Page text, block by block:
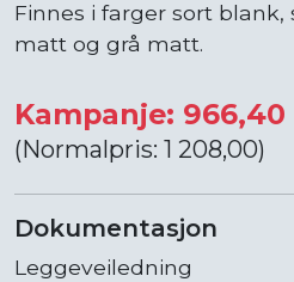
Finnes i farger sort
matt og grå matt.
Kampanje:
(Normalpris: 1 208,00)
Dokumentasjon
Leggeveiledning